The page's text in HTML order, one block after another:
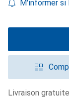
M'informer
livraison gratuite